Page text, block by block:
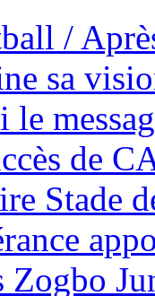
/
sa
le
de
Stade
Zogbo